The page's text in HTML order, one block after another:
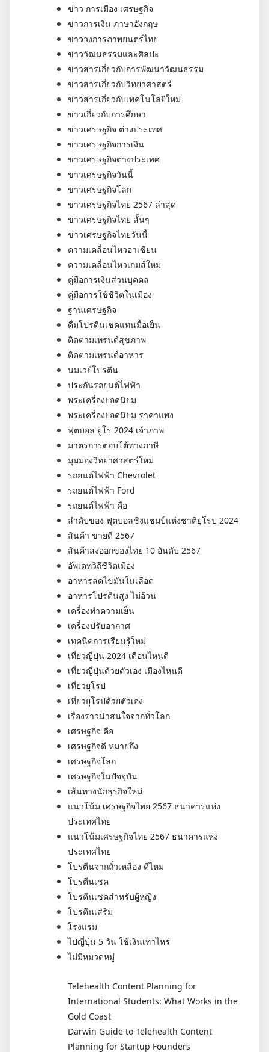
ข่าว การเมือง เศรษฐกิจ
ข่าวการเงิน ภาษาอังกฤษ
ข่าววงการภาพยนตร์ไทย
ข่าววัฒนธรรมและศิลปะ
ข่าวสารเกี่ยวกับการพัฒนาวัฒนธรรม
ข่าวสารเกี่ยวกับวิทยาศาสตร์
ข่าวสารเกี่ยวกับเทคโนโลยีใหม่
ข่าวเกี่ยวกับการศึกษา
ข่าวเศรษฐกิจ ต่างประเทศ
ข่าวเศรษฐกิจการเงิน
ข่าวเศรษฐกิจต่างประเทศ
ข่าวเศรษฐกิจวันนี้
ข่าวเศรษฐกิจโลก
ข่าวเศรษฐกิจไทย 2567 ล่าสุด
ข่าวเศรษฐกิจไทย สั้นๆ
ข่าวเศรษฐกิจไทยวันนี้
ความเคลื่อนไหวอาเซียน
ความเคลื่อนไหวเกมส์ใหม่
คู่มือการเงินส่วนบุคคล
คู่มือการใช้ชีวิตในเมือง
ฐานเศรษฐกิจ
ดื่มโปรตีนเชคแทนมื้อเย็น
ติดตามเทรนด์สุขภาพ
ติดตามเทรนด์อาหาร
นมเวย์โปรตีน
ประกันรถยนต์ไฟฟ้า
พระเครื่องยอดนิยม
พระเครื่องยอดนิยม ราคาแพง
ฟุตบอล ยูโร 2024 เจ้าภาพ
มาตรการตอบโต้ทางภาษี
มุมมองวิทยาศาสตร์ใหม่
รถยนต์ไฟฟ้า Chevrolet
รถยนต์ไฟฟ้า Ford
รถยนต์ไฟฟ้า คือ
ลำดับของ ฟุตบอลชิงแชมป์แห่งชาติยุโรป 2024
สินค้า ขายดี 2567
สินค้าส่งออกของไทย 10 อันดับ 2567
อัพเดทวิถีชีวิตเมือง
อาหารลดไขมันในเลือด
อาหารโปรตีนสูง ไม่อ้วน
เครื่องทำความเย็น
เครื่องปรับอากาศ
เทคนิคการเรียนรู้ใหม่
เที่ยวญี่ปุ่น 2024 เดือนไหนดี
เที่ยวญี่ปุ่นด้วยตัวเอง เมืองไหนดี
เที่ยวยุโรป
เที่ยวยุโรปด้วยตัวเอง
เรื่องราวน่าสนใจจากทั่วโลก
เศรษฐกิจ คือ
เศรษฐกิจดี หมายถึง
เศรษฐกิจโลก
เศรษฐกิจในปัจจุบัน
เส้นทางนักธุรกิจใหม่
แนวโน้ม เศรษฐกิจไทย 2567 ธนาคารแห่ง
ประเทศไทย
แนวโน้มเศรษฐกิจไทย 2567 ธนาคารแห่ง
ประเทศไทย
โปรตีนจากถั่วเหลือง ดีไหม
โปรตีนเชค
โปรตีนเชคสำหรับผู้หญิง
โปรตีนเสริม
โรงแรม
ไปญี่ปุ่น 5 วัน ใช้เงินเท่าไหร่
ไม่มีหมวดหมู่
Telehealth Content Planning for
International Students: What Works in the
Gold Coast
Darwin Guide to Telehealth Content
Planning for Startup Founders